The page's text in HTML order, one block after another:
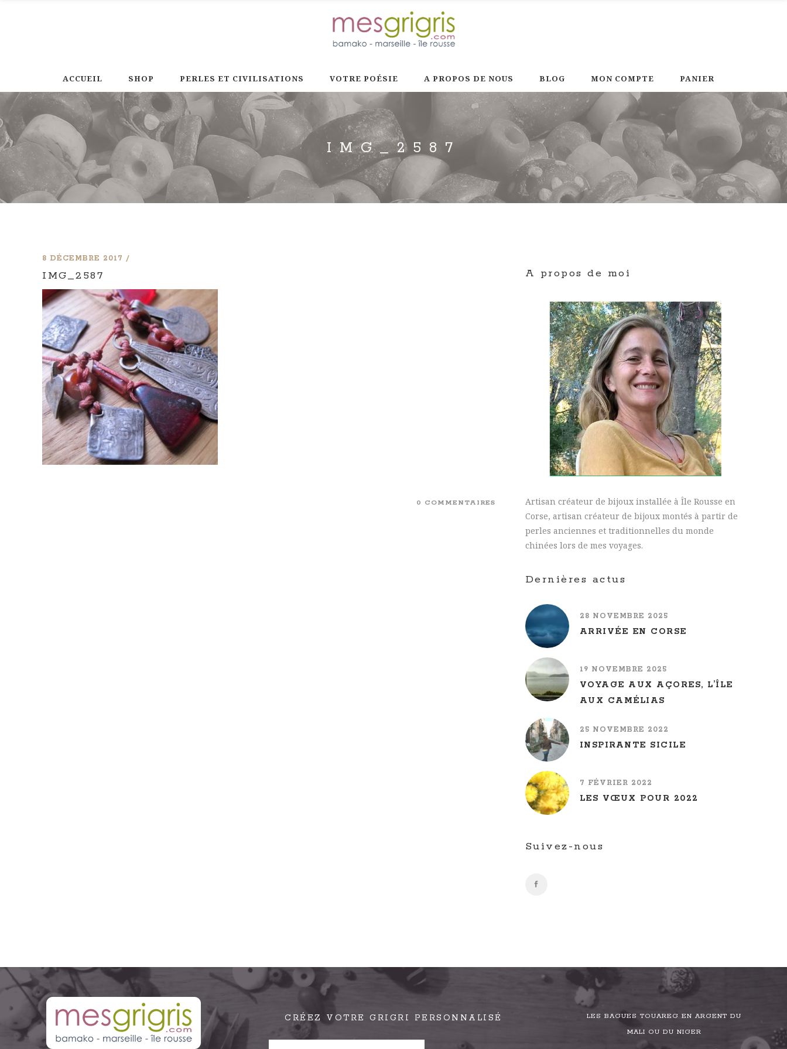
ACCUEIL SHOP PERLES ET CIVILISATIONS VOTRE POÉSIE A PROPOS DE NOUS BLOG MON COMPTE PANIER
IMG_2587
8 DÉCEMBRE 2017
IMG_2587
0 COMMENTAIRES
A propos de moi
Artisan créateur de bijoux installée à Île Rousse en
Corse, artisan créateur de bijoux montés à partir de
perles anciennes et traditionnelles du monde
chinées lors de mes voyages.
Dernières actus
28 NOVEMBRE 2025
ARRIVÉE EN CORSE
19 NOVEMBRE 2025
VOYAGE AUX AÇORES, L’ÎLE
AUX CAMÉLIAS
25 NOVEMBRE 2022
INSPIRANTE SICILE
7 FÉVRIER 2022
LES VŒUX POUR 2022
Suivez-nous
CRÉEZ VOTRE GRIGRI PERSONNALISÉ
LES BAGUES TOUAREG EN ARGENT DU
MALI OU DU NIGER